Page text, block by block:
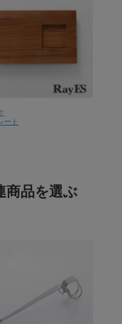
ート
商品を選ぶ